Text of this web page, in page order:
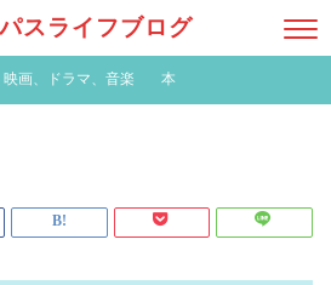
スライフブログ
映画、ドラマ、音楽 本